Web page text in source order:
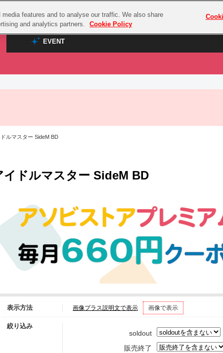
プレミアム
EVENT
TOP
EVENT
ASOBI STAGE
サノオマジック
ドラゴンボール
ラブライブ！サンシャイン‼
モフモフパレード
ルマスター SideM BD
イドルマスター SideM BD
表示方法 画像プラス説明文で表示 画像で表示
絞り込み
soldout
販売終了
features and to analyse our traffic. We also share
and analytics partners.
Cookie Policy